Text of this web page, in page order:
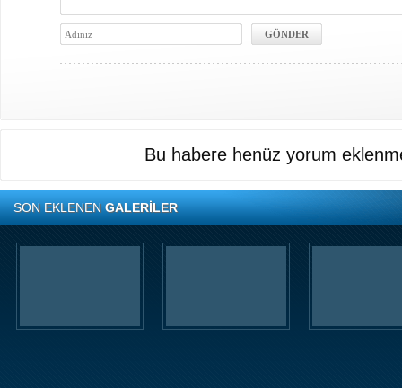
Bu habere henüz yorum
SON EKLENENGALERİLER